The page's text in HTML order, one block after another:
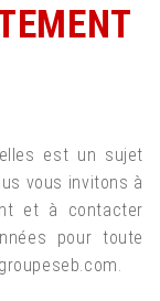
est un sujet
vous invitons à
et à contacter
pour toute